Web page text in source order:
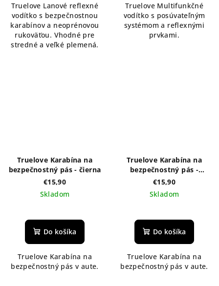
Truelove Lanové reflexné
vodítko s bezpečnostnou
karabínov a neoprénovou
rukoväťou. Vhodné pre
stredné a veľké plemená.
Truelove Multifunkčné
vodítko s posúvateľným
systémom a reflexnými
prvkami.
Truelove Karabína na
bezpečnostný pás - čierna
€15,90
Skladom
Do košíka
Truelove Karabína na
bezpečnostný pás v aute.
Truelove Karabína na
bezpečnostný pás -
strieborná/orchidea
€15,90
Skladom
Do košíka
Truelove Karabína na
bezpečnostný pás v aute.